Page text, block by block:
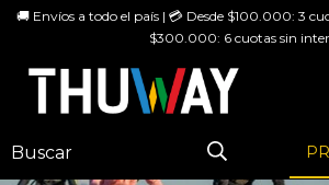
🚚 Envíos a todo el país | 💳 Desde $100.000: 3
$300.000: 6 cuotas sin